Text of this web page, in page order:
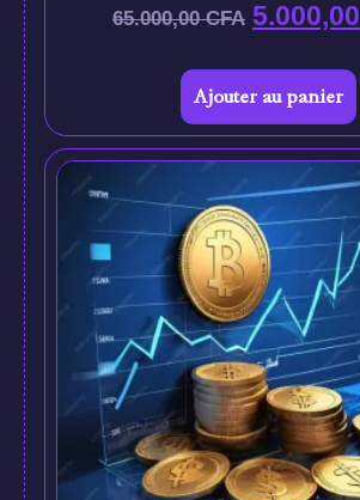
65.000,00CFA 5.000,00
Ajouter au panier